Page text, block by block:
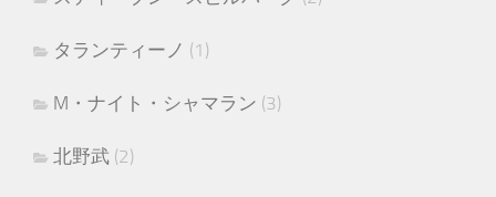
タランティーノ (1)
M・ナイト・シャマラン (3)
北野武 (2)